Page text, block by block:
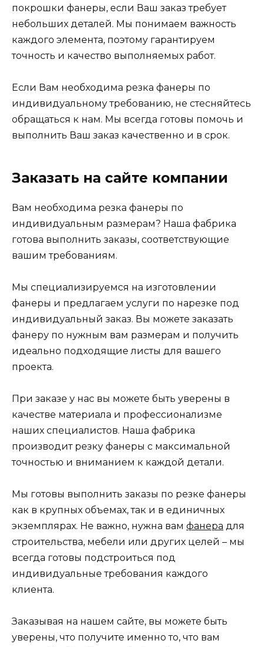
покрошки фанеры, если Ваш заказ требует
небольших деталей. Мы понимаем важность
каждого элемента, поэтому гарантируем
точность и качество выполняемых работ.
Если Вам необходима резка фанеры по
индивидуальному требованию, не стесняйтесь
обращаться к нам. Мы всегда готовы помочь и
выполнить Ваш заказ качественно и в срок.
Заказать на сайте компании
Вам необходима резка фанеры по
индивидуальным размерам? Наша фабрика
готова выполнить заказы, соответствующие
вашим требованиям.
Мы специализируемся на изготовлении
фанеры и предлагаем услуги по нарезке под
индивидуальный заказ. Вы можете заказать
фанеру по нужным вам размерам и получить
идеально подходящие листы для вашего
проекта.
При заказе у нас вы можете быть уверены в
качестве материала и профессионализме
наших специалистов. Наша фабрика
производит резку фанеры с максимальной
точностью и вниманием к каждой детали.
Мы готовы выполнить заказы по резке фанеры
как в крупных объемах, так и в единичных
экземплярах. Не важно, нужна вам фанера для
строительства, мебели или других целей – мы
всегда готовы подстроиться под
индивидуальные требования каждого
клиента.
Заказывая на нашем сайте, вы можете быть
уверены, что получите именно то, что вам